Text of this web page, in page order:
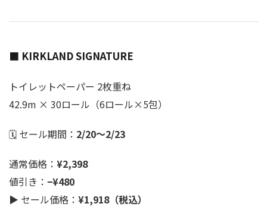
■ KIRKLAND SIGNATURE
トイレットペーパー 2枚重ね
42.9m × 30ロール（6ロール×5包）
🗓 セール期間： 2/20〜2/23
通常価格： ¥2,398
値引き： −¥480
▶ セール価格： ¥1,918（税込）